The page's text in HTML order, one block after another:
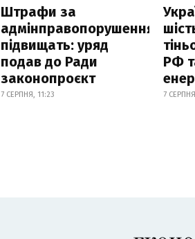
Штрафи за
адмінправопорушення
підвищать: уряд
подав до Ради
законопроєкт
7 СЕРПНЯ, 11:23
РФ
7